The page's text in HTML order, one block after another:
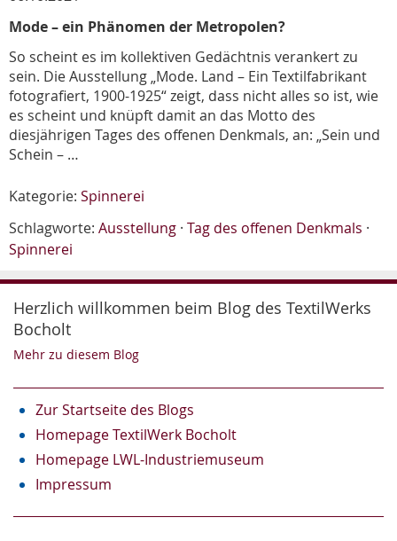
Mode – ein Phänomen der Metropolen?
So scheint es im kollektiven Gedächtnis verankert zu
sein. Die Ausstellung „Mode. Land – Ein Textilfabrikant
fotografiert, 1900-1925“ zeigt, dass nicht alles so ist, wie
es scheint und knüpft damit an das Motto des
diesjährigen Tages des offenen Denkmals, an: „Sein und
Schein – …
Kategorie: Spinnerei
Schlagworte: Ausstellung · Tag des offenen Denkmals ·
Spinnerei
Herzlich willkommen beim Blog des TextilWerks
Bocholt
Mehr zu diesem Blog
Zur Startseite des Blogs
Homepage TextilWerk Bocholt
Homepage LWL-Industriemuseum
Impressum